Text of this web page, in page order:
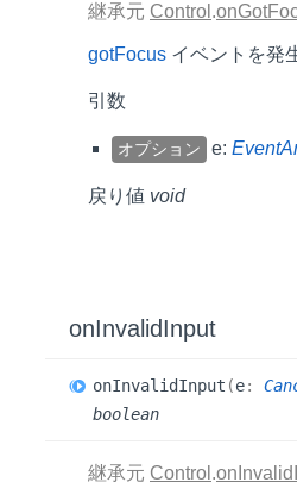
継承元 Control .
gotFocus イベントを発
引数
オプション e:
戻り値 void
onInvalidInput
onInvalidInput (e:
boolean
継承元 Control .